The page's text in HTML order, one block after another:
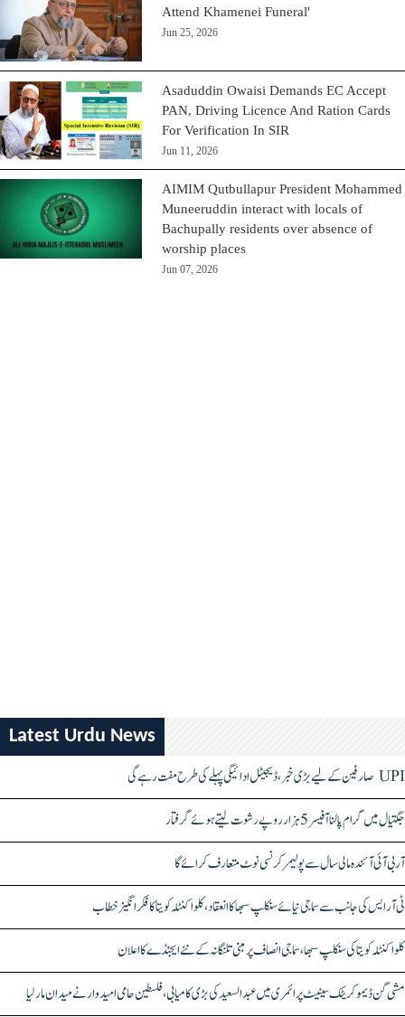
Attend Khamenei Funeral'
Jun 25, 2026
Asaduddin Owaisi Demands EC Accept
PAN, Driving Licence And Ration Cards
For Verification In SIR
Jun 11, 2026
AIMIM Qutbullapur President Mohammed
Muneeruddin interact with locals of
Bachupally residents over absence of
worship places
Jun 07, 2026
Latest Urdu News
UPI صارفین کے لیے بڑی خبر، ڈیجیٹل ادائیگی پہلے کی طرح مفت رہے گی
جگتیال میں گرام پالنا آفیسر 5 ہزار روپے رشوت لیتے ہوئے گرفتار
آر بی آئی آئندہ مالی سال سے پولیمر کرنسی نوٹ متعارف کرائے گا
ٹی آر ایس کی جانب سے سماجی نیائے سنکلپ سبھا کا انعقاد، کلواکنٹلہ کویتا کا فکر انگیز خطاب
کلواکنٹلہ کویتا کی سنکلپ سبھا، سماجی انصاف پر مبنی تلنگانہ کے نئے ایجنڈے کا اعلان
مشی گن ڈیموکریٹک سینیٹ پرائمری میں عبدالسعید کی بڑی کامیابی، فلسطین حامی امیدوار نے میدان مار لیا